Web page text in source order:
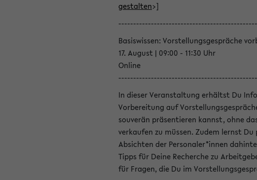
gestalten>]
Basiswissen: Vorstellungsgespräche
17. August | 09:00 - 11:30 Uhr
Online
In dieser Veranstaltung erhältst Du
Vorbereitung auf
souverän präsentieren kannst, ohne
verkaufen zu müssen. Zudem lernst
Absichten der Personaler*innen
Tipps für Deine Recherche zu
für Fragen, die Du im